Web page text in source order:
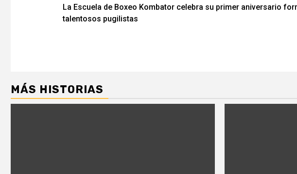
de
La Escuela de Boxeo Kombator celebra su primer aniversario
talentosos pugilistas
MÁS HISTORIAS